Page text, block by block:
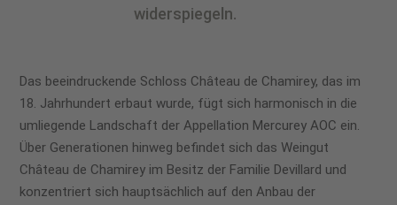
widerspiegeln.
Das beeindruckende Schloss Château de Chamirey, das im
18. Jahrhundert erbaut wurde, fügt sich harmonisch in die
umliegende Landschaft der Appellation Mercurey AOC ein.
Über Generationen hinweg befindet sich das Weingut
Château de Chamirey im Besitz der Familie Devillard und
konzentriert sich hauptsächlich auf den Anbau der